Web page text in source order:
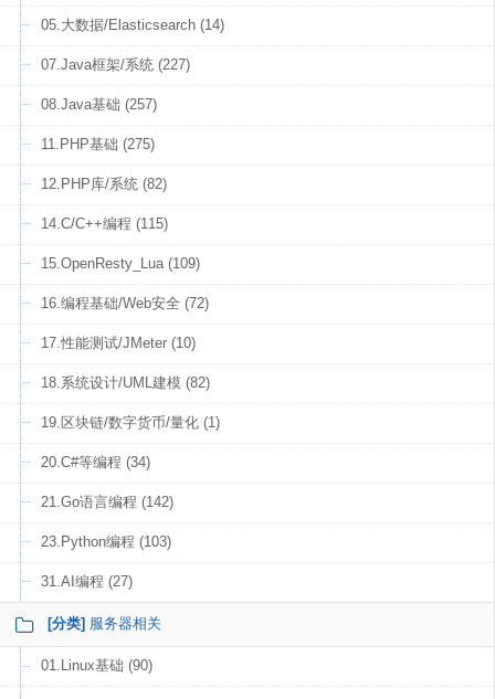
05.大数据/Elasticsearch (14)
07.Java框架/系统 (227)
08.Java基础 (257)
11.PHP基础 (275)
12.PHP库/系统 (82)
14.C/C++编程 (115)
15.OpenResty_Lua (109)
16.编程基础/Web安全 (72)
17.性能测试/JMeter (10)
18.系统设计/UML建模 (82)
19.区块链/数字货币/量化 (1)
20.C#等编程 (34)
21.Go语言编程 (142)
23.Python编程 (103)
31.AI编程 (27)
[分类] 服务器相关
01.Linux基础 (90)